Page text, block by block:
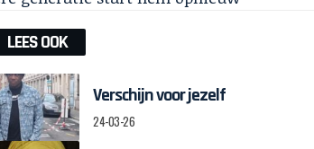
LEES OOK
Verschijn voor jezelf
24-03-26